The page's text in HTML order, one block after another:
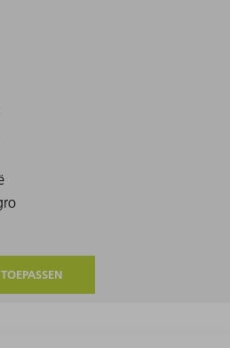
TOEPASSEN